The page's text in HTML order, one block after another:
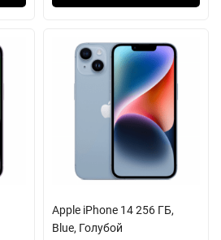
Apple iPhone 14 256 ГБ,
Blue, Голубой